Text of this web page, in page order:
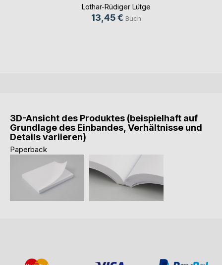
Lothar-Rüdiger Lütge
13,45 € Buch
3D-Ansicht des Produktes (beispielhaft auf
Grundlage des Einbandes, Verhältnisse und
Details variieren)
Paperback